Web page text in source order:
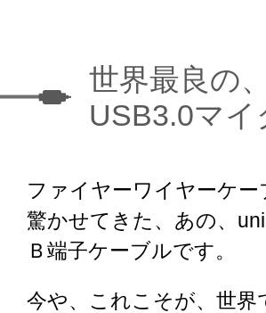
世界最良の
USB3.0マ
ファイヤーワイヤーケ
驚かせてきた、あの、
Ｂ端子ケーブルです。
今や、これこそが、世